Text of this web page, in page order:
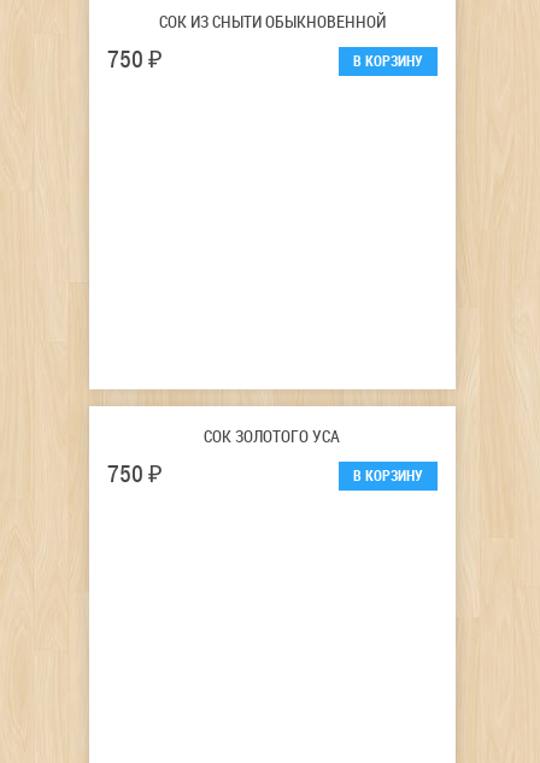
СОК ИЗ СНЫТИ ОБЫКНОВЕННОЙ
750 ₽
СОК ЗОЛОТОГО УСА
750 ₽